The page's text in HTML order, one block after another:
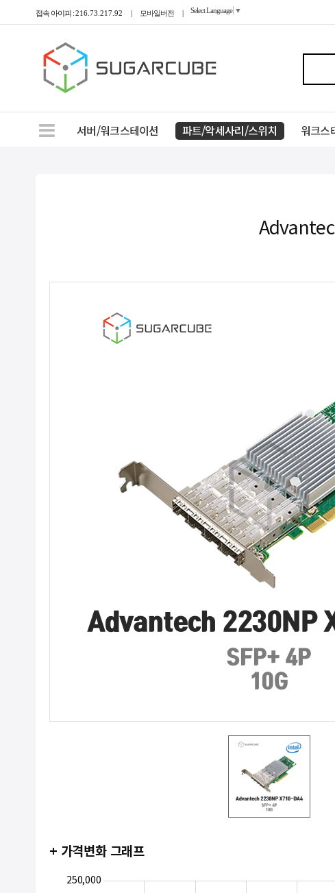
접속 아이피 :216.73.217.92 | 모바일버전 | Select Language ▼
서버/워크스테이션 파트/악세사리/스위치 워크스
+ 가격변화 그래프
250,000